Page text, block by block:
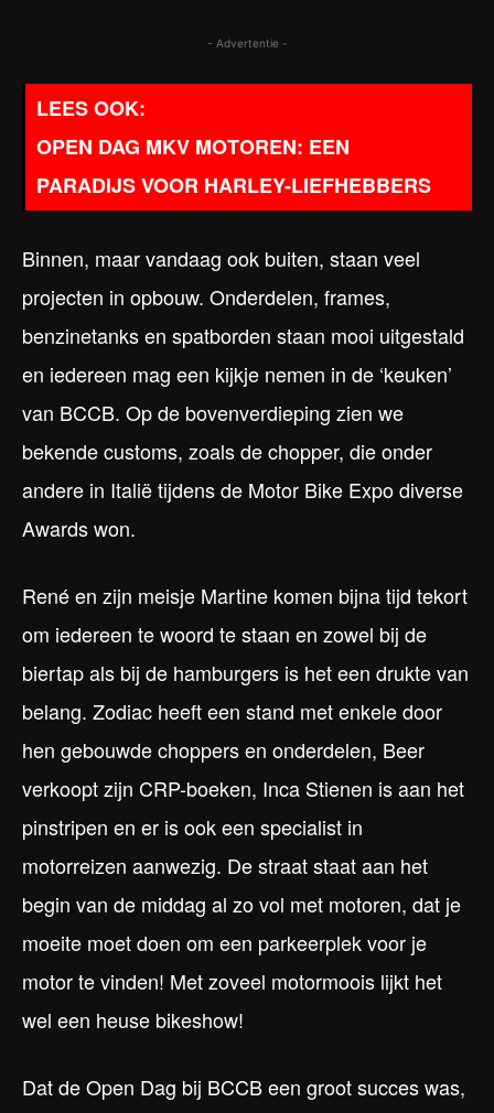
- Advertentie -
OPEN DAG MKV MOTOREN: EEN
PARADIJS VOOR HARLEY-LIEFHEBBERS
Binnen, maar vandaag ook buiten, staan veel
projecten in opbouw. Onderdelen, frames,
benzinetanks en spatborden staan mooi uitgestald
en iedereen mag een kijkje nemen in de ‘keuken’
van BCCB. Op de bovenverdieping zien we
bekende customs, zoals de chopper, die onder
andere in Italië tijdens de Motor Bike Expo diverse
Awards won.
René en zijn meisje Martine komen bijna tijd tekort
om iedereen te woord te staan en zowel bij de
biertap als bij de hamburgers is het een drukte van
belang. Zodiac heeft een stand met enkele door
hen gebouwde choppers en onderdelen, Beer
verkoopt zijn CRP-boeken, Inca Stienen is aan het
pinstripen en er is ook een specialist in
motorreizen aanwezig. De straat staat aan het
begin van de middag al zo vol met motoren, dat je
moeite moet doen om een parkeerplek voor je
motor te vinden! Met zoveel motormoois lijkt het
wel een heuse bikeshow!
Dat de Open Dag bij BCCB een groot succes was,